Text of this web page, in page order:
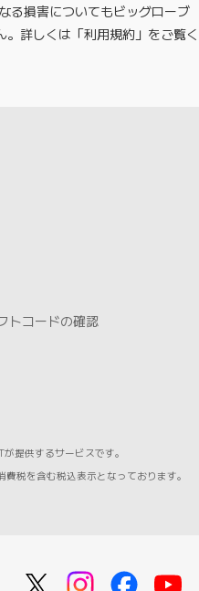
る損害についてもビッグローブ
詳しくは「利用規約」をご覧く
トコードの確認
提供するサービスです。
税を含む税込表示となっております。